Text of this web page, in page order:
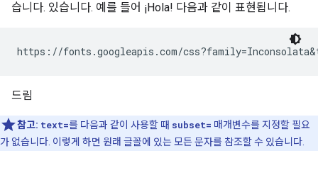
습니다. 있습니다. 예를 들어 ¡Hola! 다음과 같이 표현됩니다.
드림
참고: text=를 다음과 같이 사용할 때 subset= 매개변수를 지정할 필요
가 없습니다. 이렇게 하면 원래 글꼴에 있는 모든 문자를 참조할 수 있습니다.